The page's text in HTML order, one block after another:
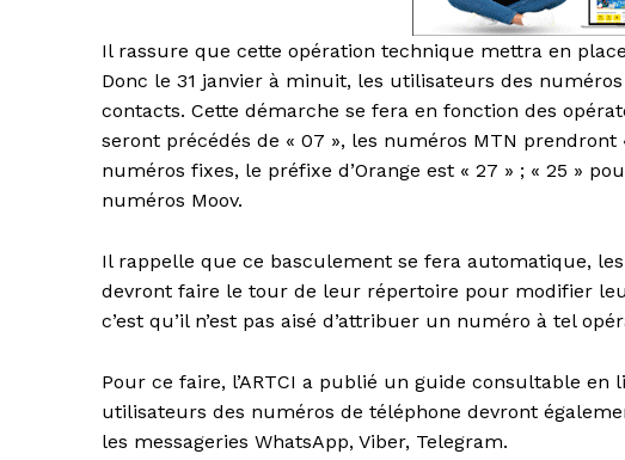
Il rassure que cette opération technique mettra en
Donc le 31 janvier à minuit, les utilisateurs des
contacts. Cette démarche se fera en fonction des
seront précédés de « 07 », les numéros MTN prendront
numéros fixes, le préfixe d’Orange est « 27 » ; « 25 »
numéros Moov.
Il rappelle que ce basculement se fera automatique,
devront faire le tour de leur répertoire pour modifier
c’est qu’il n’est pas aisé d’attribuer un numéro à tel
Pour ce faire, l’ARTCI a publié un guide consultable
utilisateurs des numéros de téléphone devront
les messageries WhatsApp, Viber, Telegram.